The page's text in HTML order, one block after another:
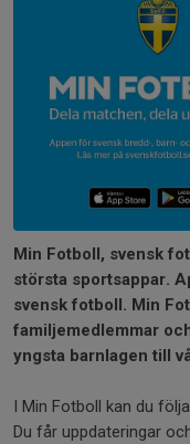
Min Fotboll, svensk
största sportsappar.
svensk fotboll. Min
familjemedlemmar
yngsta barnlagen till
I Min Fotboll kan du
Du får uppdateringar